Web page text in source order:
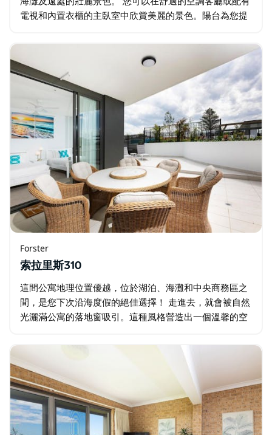
電視和內置衣櫃的主臥室中欣賞美麗的景色。陽台為您提
以在戶外享用餐點。 公寓大樓內設有游泳池…
Forster
索拉里斯310
這間公寓地理位置優越，位於湖泊、海灘和中央商務區之
間，是您下次沿海度假的絕佳選擇！ 走進去，就會被自然
光灑滿公寓的落地窗吸引。這種風格營造出一個溫馨的空
最喜愛的節目。廚房配備了所有必需品…